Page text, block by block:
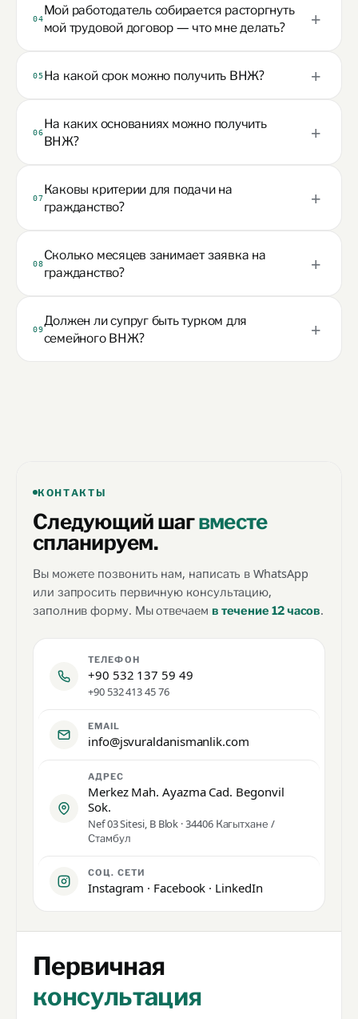
04Мой работодатель собирается расторгнуть
мой трудовой договор — что мне делать?
05На какой срок можно получить ВНЖ?
06На каких основаниях можно получить
ВНЖ?
07Каковы критерии для подачи на
гражданство?
08Сколько месяцев занимает заявка на
гражданство?
09Должен ли супруг быть турком для
семейного ВНЖ?
КОНТАКТЫ
Следующий шагвместе
спланируем.
Вы можете позвонить нам, написать в WhatsApp
или запросить первичную консультацию,
заполнив форму. Мы отвечаем в течение 12 часов.
ТЕЛЕФОН
+90 532 137 59 49
+90 532 413 45 76
EMAIL
info@jsvuraldanismanlik.com
АДРЕС
Merkez Mah. Ayazma Cad. Begonvil
Sok.
Nef 03 Sitesi, B Blok · 34406 Кагытхане /
Стамбул
СОЦ. СЕТИ
Instagram · Facebook · LinkedIn
Первичная
консультация